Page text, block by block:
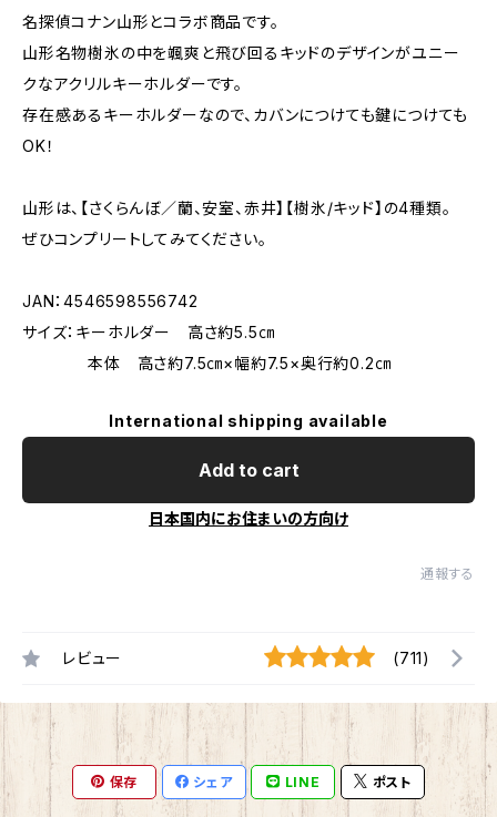
名探偵コナン山形とコラボ商品です。
山形名物樹氷の中を颯爽と飛び回るキッドのデザインがユニー
クなアクリルキーホルダーです。
存在感あるキーホルダーなので、カバンにつけても鍵につけても
OK！
山形は、【さくらんぼ／蘭、安室、赤井】【樹氷/キッド】の4種類。
ぜひコンプリートしてみてください。
JAN：4546598556742
サイズ：キーホルダー 高さ約5.5㎝
本体 高さ約7.5㎝×幅約7.5×奥行約0.2㎝
International shipping available
Add to cart
日本国内にお住まいの方向け
通報する
レビュー (711)
保存 シェア LINE ポスト